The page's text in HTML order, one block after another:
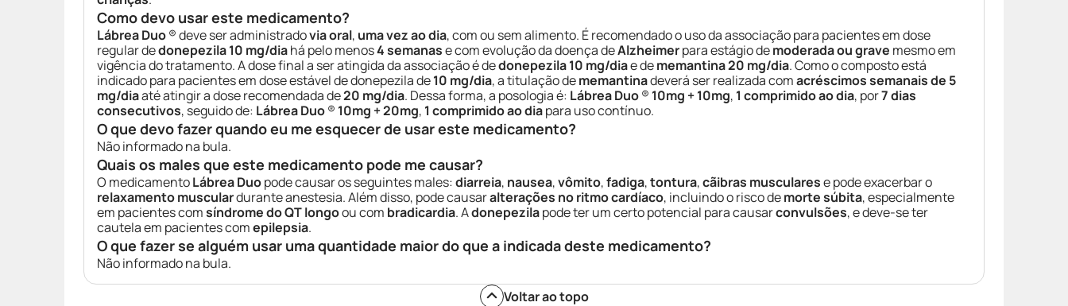
Como devo usar este medicamento?
Lábrea Duo® deve ser administradovia oral, uma vez ao dia, com ou sem alimento. É recomendado o uso da associação para pacientes em dose
regular dedonepezila10 mg/diahá pelo menos4 semanase com evolução da doença deAlzheimerpara estágio demoderada ou grave mesmo em
vigência do tratamento. A dose final a ser atingida da associação é dedonepezila 10 mg/diae dememantina 20 mg/dia. Como o composto está
indicado para pacientes em dose estável de donepezila de10 mg/dia, a titulação dememantinadeverá ser realizada comacréscimos semanais de 5
mg/diaaté atingir a dose recomendada de20 mg/dia. Dessa forma, a posologia é: Lábrea Duo® 10mg + 10mg, 1 comprimido ao dia, por7 dias
consecutivos, seguido de: Lábrea Duo® 10mg + 20mg, 1 comprimido ao diapara uso contínuo.
O que devo fazer quando eu me esquecer de usar este medicamento?
Não informado na bula.
Quais os males que este medicamento pode me causar?
O medicamentoLábrea Duopode causar os seguintes males:diarreia, nausea,vômito,fadiga,tontura,cãibras muscularese pode exacerbar o
relaxamento musculardurante anestesia. Além disso, pode causaralterações no ritmo cardíaco, incluindo o risco demorte súbita, especialmente
em pacientes comsíndrome do QT longoou com bradicardia. Adonepezilapode ter um certo potencial para causarconvulsões, e deve-se ter
cautela em pacientes comepilepsia.
O que fazer se alguém usar uma quantidade maior do que a indicada deste medicamento?
Não informado na bula.
Voltar ao topo